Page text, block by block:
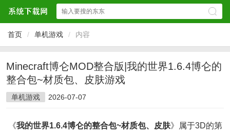
首页 / 单机游戏 / 内容
Minecraft博仑MOD整合版|我的世界1.6.4博仑的
整合包~材质包、皮肤游戏
单机游戏 2026-07-07
《我的世界1.6.4博仑的整合包~材质包、皮肤》属于3D的第